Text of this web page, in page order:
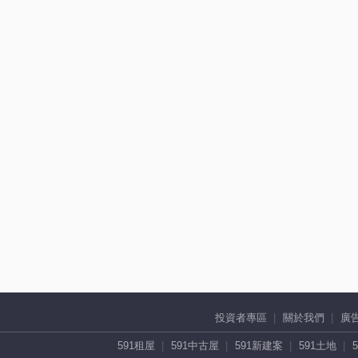
投資者專區 關於我們 廣
591租屋 591中古屋 591新建案 591土地